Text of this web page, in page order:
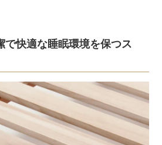
で快適な睡眠環境を保つス